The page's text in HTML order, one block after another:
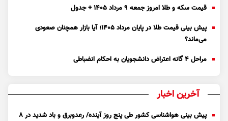
قیمت سکه و طلا امروز جمعه ۹ مرداد ۱۴۰۵ + جدول
پیش بینی قیمت طلا در پایان مرداد 1405؛ آیا بازار همچنان صعودی
می‌ماند؟
مراحل ۴ گانه اعتراض دانشجویان به احکام انضباطی
آخرین اخبار
پیش بینی هواشناسی کشور طی پنج روز آینده/ رعدوبرق و باد شدید در ۸